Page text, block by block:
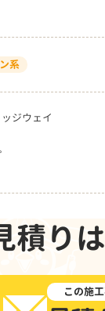
系
ジウェイ
積りは
この施